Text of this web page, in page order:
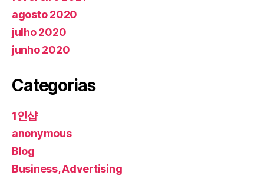
agosto 2020
julho 2020
junho 2020
Categorias
1인샵
anonymous
Blog
Business, Advertising